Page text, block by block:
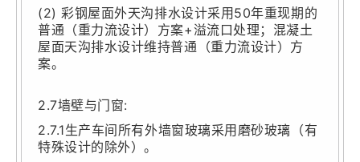
(2) 彩钢屋面外天沟排水设计采用50年重现期的
普通（重力流设计）方案+溢流口处理；混凝土
屋面天沟排水设计维持普通（重力流设计）方
案。
2.7墙壁与门窗:
2.7.1生产车间所有外墙窗玻璃采用磨砂玻璃（有
特殊设计的除外）。